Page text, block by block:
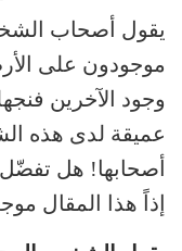
يقول أصحاب
موجودون على
وجود الآخرين
عميقة لدى هذه
أصحابها! هل
إذاً هذا المقال